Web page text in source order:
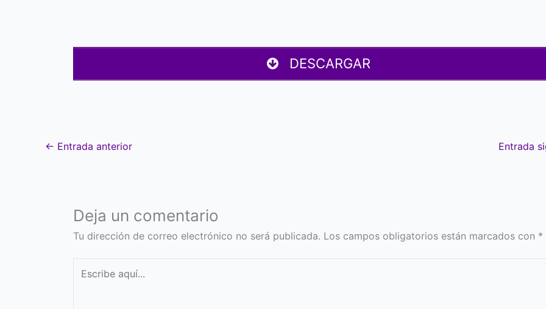
DESCARGAR
← Entrada anterior Entrada
Deja un comentario
Tu dirección de correo electrónico no será publicada. Los campos obligatorios están marcados con *
aquí...